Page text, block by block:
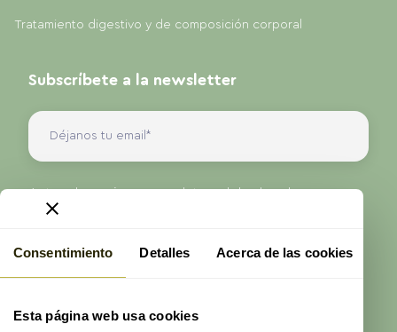
Consentimiento Detalles Acerca de las cookies
Esta página web usa cookies
Tratamiento digestivo y de composición corporal
Subscríbete a la newsletter
Antes de enviarnos sus datos, debe leer la
información sobre protección de datos que se
He leído y acepto lapolítica de privacidadde
ProAge
Enviar